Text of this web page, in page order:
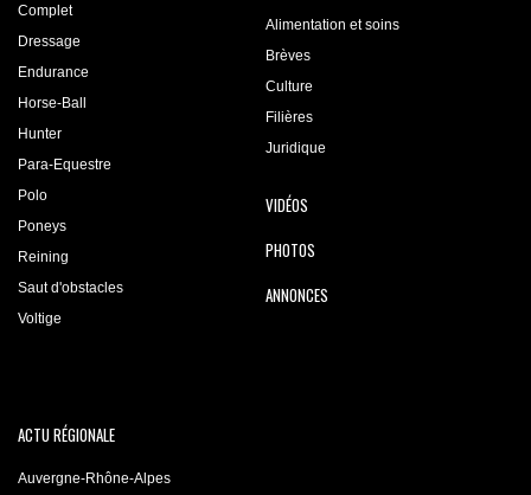
Complet
Dressage
Endurance
Horse-Ball
Hunter
Para-Equestre
Polo
Poneys
Reining
Saut d'obstacles
Voltige
Alimentation et soins
Brèves
Culture
Filières
Juridique
VIDÉOS
PHOTOS
ANNONCES
ACTU RÉGIONALE
Auvergne-Rhône-Alpes